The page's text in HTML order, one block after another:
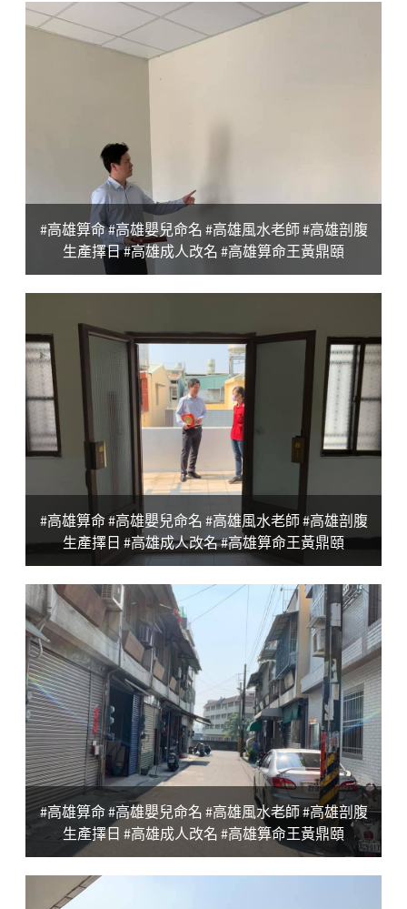
#高雄算命 #高雄嬰兒命名 #高雄風水老師 #高雄剖腹
生產擇日 #高雄成人改名 #高雄算命王黃鼎頤
#高雄算命 #高雄嬰兒命名 #高雄風水老師 #高雄剖腹
生產擇日 #高雄成人改名 #高雄算命王黃鼎頤
#高雄算命 #高雄嬰兒命名 #高雄風水老師 #高雄剖腹
生產擇日 #高雄成人改名 #高雄算命王黃鼎頤